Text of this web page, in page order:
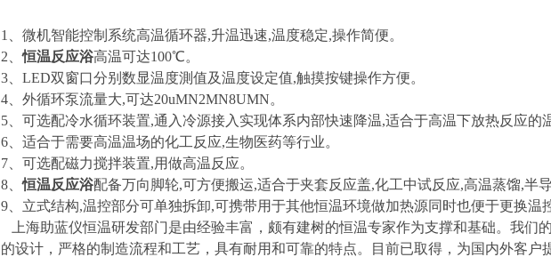
1、微机智能控制系统高温循环器,升温迅速,温度稳定,操作简便。
2、恒温反应浴高温可达100℃。
3、LED双窗口分别数显温度測值及温度设定值,触摸按键操作方便。
4、外循环泵流量大,可达20uMN2MN8UMN。
5、可选配冷水循环装置,通入冷源接入实现体系内部快速降温,适合于高温下放热反应的
6、适合于需要高温温场的化工反应,生物医药等行业。
7、可选配磁力搅拌装置,用做高温反应。
8、恒温反应浴配备万向脚轮,可方便搬运,适合于夹套反应盖,化工中试反应,高温蒸馏,半导
9、立式结构,温控部分可单独拆卸,可携带用于其他恒温环境做加热源同时也便于更换温
上海助蓝仪恒温研发部门是由经验丰富，颇有建树的恒温专家作为支撑和基础。我们
的设计，严格的制造流程和工艺，具有耐用和可靠的特点。目前已取得，为国内外客户